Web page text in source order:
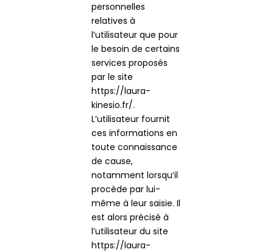
personnelles
relatives à
l’utilisateur que pour
le besoin de certains
services proposés
par le site
https://laura-
kinesio.fr/.
L’utilisateur fournit
ces informations en
toute connaissance
de cause,
notamment lorsqu’il
procède par lui-
même à leur saisie. Il
est alors précisé à
l’utilisateur du site
https://laura-